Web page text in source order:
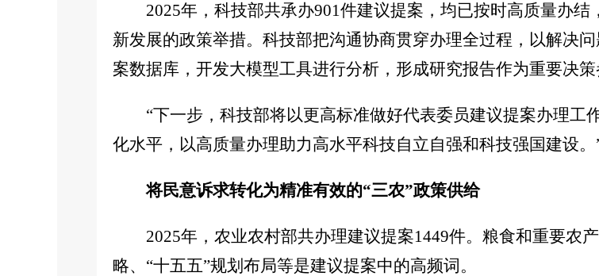
2025年，科技部共承办901件建议提案，均已按时高质量办
新发展的政策举措。科技部把沟通协商贯穿办理全过程，以解决
案数据库，开发大模型工具进行分析，形成研究报告作为重要决策
“下一步，科技部将以更高标准做好代表委员建议提案办理
化水平，以高质量办理助力高水平科技自立自强和科技强国建设。
将民意诉求转化为精准有效的“三农”政策供给
2025年，农业农村部共办理建议提案1449件。粮食和重要农
略、“十五五”规划布局等是建议提案中的高频词。